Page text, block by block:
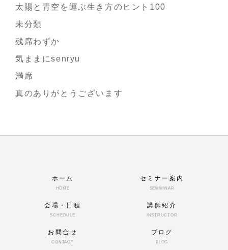
太陽と青空を運ぶ生き方のヒント100
未分類
残席わずか
気ままにsenryu
満席
真のありがとうございます
ホーム
HOME
セミナー案内
SEMMINAR
会場・日程
SCHEDULE
講師紹介
INSTRUCTOR
お問合せ
CONTACT
ブログ
BLOG